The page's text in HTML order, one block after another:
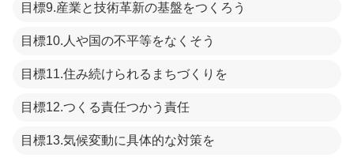
目標9.産業と技術革新の基盤をつくろう
目標10.人や国の不平等をなくそう
目標11.住み続けられるまちづくりを
目標12.つくる責任つかう責任
目標13.気候変動に具体的な対策を